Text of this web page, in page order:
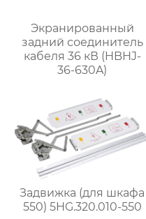
Экранированный
задний соединитель
кабеля 36 кВ (HBHJ-
36-630A)
Задвижка (для шкафа
550) 5HG.320.010-550